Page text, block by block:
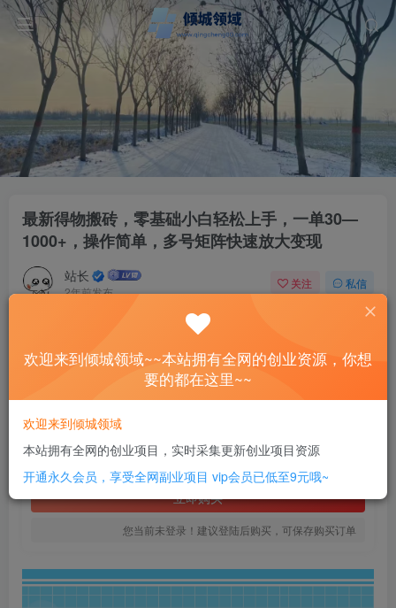
最新得物搬砖，零基础小白轻松上手，一单30—
1000+，操作简单，多号矩阵快速放大变现
站长
2年前发布
关注 私信
最新得物搬砖，零基础小白轻松上手，一单30—1000+，操作简单，多号矩阵快速放大变现
此内容为付费资源，请付费后查看
SVIP全站会员 免费
立即购买
您当前未登录！建议登陆后购买，可保存购买订单
已售 1
欢迎来到倾城领域~~本站拥有全网的创业资源，你想
要的都在这里~~
欢迎来到倾城领域
本站拥有全网的创业项目，实时采集更新创业项目资源
开通永久会员，享受全网副业项目 vip会员已低至9元哦~